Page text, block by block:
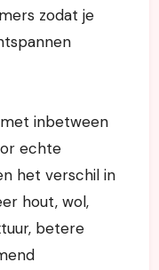
zodat je
inbetween
echte
het verschil in
hout, wol,
betere